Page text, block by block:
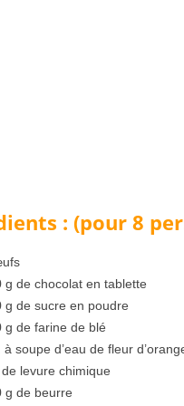
: (pour 8
g de chocolat en tablette
g de sucre en poudre
g de farine de blé
à soupe d’eau de fleur
levure chimique
g de beurre